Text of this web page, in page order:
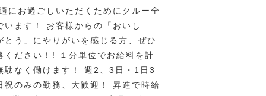
にお過ごしいただくためにクルー全
います！ お客様からの「おいし
とう」にやりがいを感じる方、ぜひ
ください！! １分単位でお給料を計
駄なく働けます！ 週2、3日・1日3
祝のみの勤務、大歓迎！ 昇進で時給